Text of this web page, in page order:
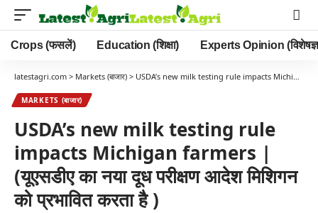
Crops (फसलें) Education (शिक्षा) Experts Opinion (विशेषज्ञ
latestagri.com > Markets (बाजार) > USDA’s new milk testing rule impacts Michigan farmers | (यूएसडीए का नया दूध परीक्षण आदेश मिशिगन को प्रभावित करता है )
MARKETS (बाजार)
USDA’s new milk testing rule
impacts Michigan farmers |
(यूएसडीए का नया दूध परीक्षण आदेश मिशिगन
को प्रभावित करता है )